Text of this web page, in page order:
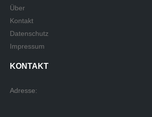
Über
Kontakt
Datenschutz
Impressum
KONTAKT
Adresse: